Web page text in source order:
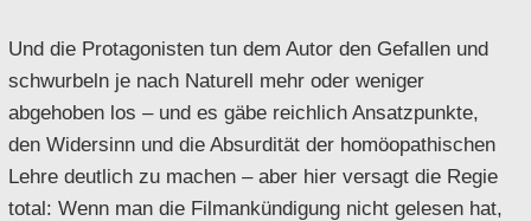
Und die Protagonisten tun dem Autor den Gefallen und
schwurbeln je nach Naturell mehr oder weniger
abgehoben los – und es gäbe reichlich Ansatzpunkte,
den Widersinn und die Absurdität der homöopathischen
Lehre deutlich zu machen – aber hier versagt die Regie
total: Wenn man die Filmankündigung nicht gelesen hat,